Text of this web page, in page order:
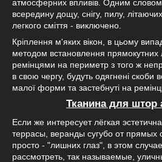
атмосферних впливів. Одним
всередину дощу, снігу, пилу,
легкого сміття - виключено.
Кріплення м'яких вікон, в цьому
методом встановлення прямокутних
ремінцями на периметр з того ж
в свою чергу, будуть одягнені скоби
малої форми та застебнуті на
Тканина для штор
Если же интересует лёгкая
террасы, веранды сугубо от прямых
просто - "лишних глаз", в этом
рассмотреть, так называемые,